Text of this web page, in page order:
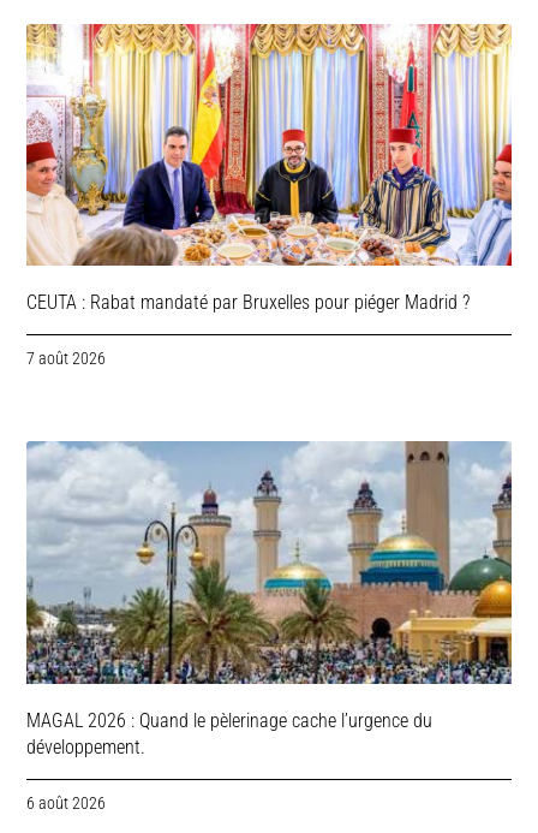
CEUTA : Rabat mandaté par Bruxelles pour piéger Madrid ?
7 août 2026
MAGAL 2026 : Quand le pèlerinage cache l’urgence du
développement.
6 août 2026